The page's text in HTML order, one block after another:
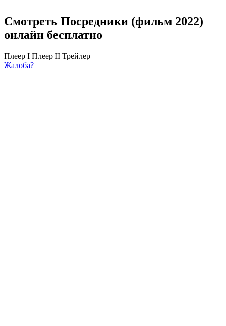
Смотреть Посредники (фильм 2022)
онлайн бесплатно
Плеер I Плеер II Трейлер
Жалоба?